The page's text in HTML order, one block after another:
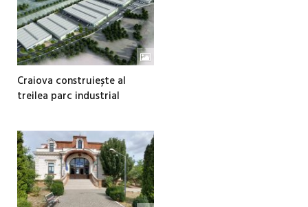
Craiova construiește al
treilea parc industrial